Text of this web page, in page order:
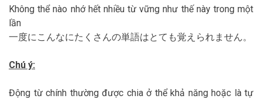
Không thể nào nhớ hết nhiều từ vững như thế này trong một
lần
一度にこんなにたくさんの単語はとても覚えられません。
Chú ý:
Động từ chính thường được chia ở thể khả năng hoặc là tự